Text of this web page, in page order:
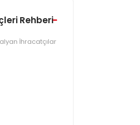
Rehberi
İhracatçılar